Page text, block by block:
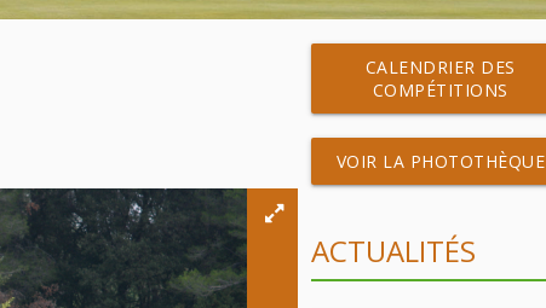
CALENDRIER DES
COMPÉTITIONS
VOIR LA PHOTOTHÈQUE
ACTUALITÉS